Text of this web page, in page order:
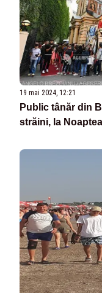
19 mai 2024, 12:21
Public tânăr din
străini, la